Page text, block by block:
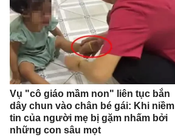
Vụ "cô giáo mầm non" liên tục bắn
dây chun vào chân bé gái: Khi niềm
tin của người mẹ bị gặm nhấm bởi
những con sâu mọt